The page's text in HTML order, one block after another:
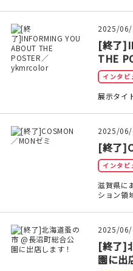
2025/06/
[終了
THE
インタビ
展示タイ
2025/06/
[終了
インタビ
滋賀県に
ション領
2025/06/
[終了]
園に出